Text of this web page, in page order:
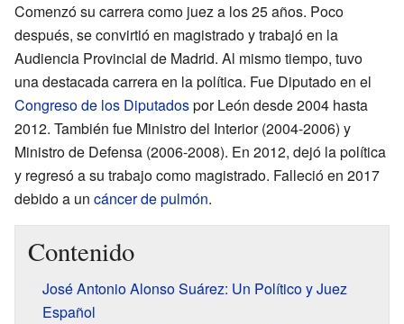
Comenzó su carrera como juez a los 25 años. Poco
después, se convirtió en magistrado y trabajó en la
Audiencia Provincial de Madrid. Al mismo tiempo, tuvo
una destacada carrera en la política. Fue Diputado en el
Congreso de los Diputadospor León desde 2004 hasta
2012. También fue Ministro del Interior (2004-2006) y
Ministro de Defensa (2006-2008). En 2012, dejó la política
y regresó a su trabajo como magistrado. Falleció en 2017
debido a un cáncer de pulmón.
Contenido
José Antonio Alonso Suárez: Un Político y Juez
Español